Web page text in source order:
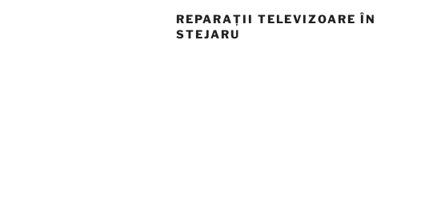
REPARAŢII TELEVIZOARE ÎN
STEJARU